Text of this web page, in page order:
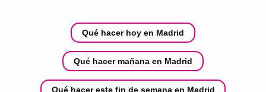
Qué hacer hoy en Madrid
Qué hacer mañana en Madrid
Qué hacer este fin de semana en Madrid